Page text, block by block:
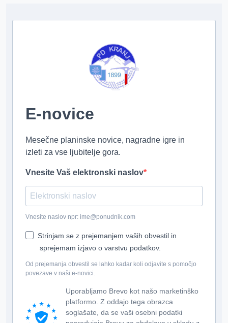
E-novice
Mesečne planinske novice, nagradne igre in
izleti za vse ljubitelje gora.
Vnesite Vaš elektronski naslov
Vnesite naslov npr: ime@ponudnik.com
Strinjam se z prejemanjem vaših obvestil in
sprejemam izjavo o varstvu podatkov.
Od prejemanja obvestil se lahko kadar koli odjavite s pomočjo
povezave v naši e-novici.
Uporabljamo Brevo kot našo marketinško
platformo. Z oddajo tega obrazca
soglašate, da se vaši osebni podatki